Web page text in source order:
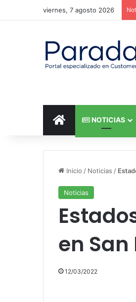
viernes, 7 agosto 2026
INICIO NOTICIAS
Inicio / Noticias /
Noticias
en
12/03/2022